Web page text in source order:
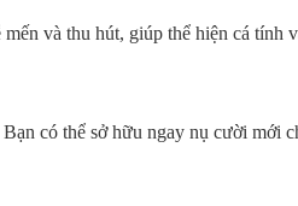
và thu hút, giúp thể hiện cá tính
có thể sở hữu ngay nụ cười mới